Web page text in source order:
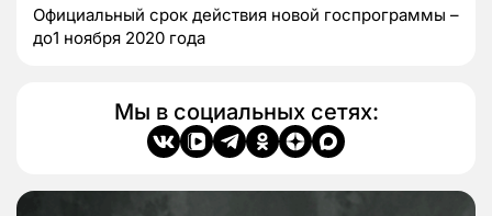
Официальный срок действия новой госпрограммы –
до1 ноября 2020 года
Мы в социальных сетях: